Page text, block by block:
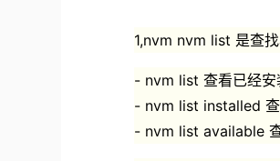
1,nvm nvm list 是查
- nvm list 查看已经安
- nvm list installed
- nvm list available